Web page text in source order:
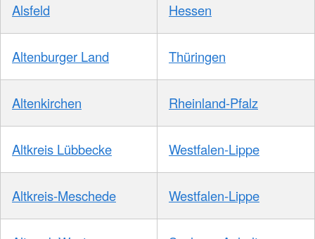
Alsfeld Hessen
Altenburger Land Thüringen
Altenkirchen Rheinland-Pfalz
Altkreis Lübbecke Westfalen-Lippe
Altkreis-Meschede Westfalen-Lippe